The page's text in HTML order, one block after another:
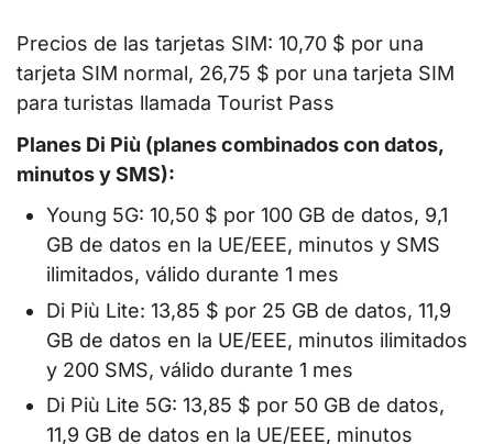
Precios de las tarjetas SIM: 10,70 $ por una
tarjeta SIM normal, 26,75 $ por una tarjeta SIM
para turistas llamada Tourist Pass
Planes Di Più (planes combinados con datos,
minutos y SMS):
Young 5G: 10,50 $ por 100 GB de datos, 9,1
GB de datos en la UE/EEE, minutos y SMS
ilimitados, válido durante 1 mes
Di Più Lite: 13,85 $ por 25 GB de datos, 11,9
GB de datos en la UE/EEE, minutos ilimitados
y 200 SMS, válido durante 1 mes
Di Più Lite 5G: 13,85 $ por 50 GB de datos,
11,9 GB de datos en la UE/EEE, minutos